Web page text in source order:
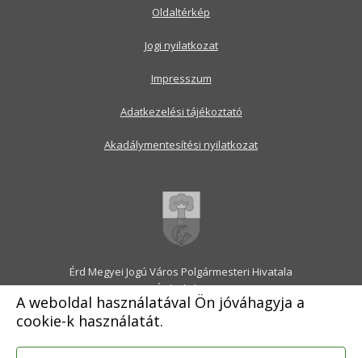
A weboldal használatával Ön jóváhagyja a
cookie-k használatát.
Érd Megyei Jogú Város Polgármesteri Hivatala
2030 Érd, Alsó utca 1.
Levélcím: 2031 Érd, Pf.: 31
E-mail:onkormanyzat@erd.hu
Telefonközpont:06-23-522-300
Oldaltérkép
Jogi nyilatkozat
Impresszum
Adatkezelési tájékoztató
Akadálymentesítési nyilatkozat